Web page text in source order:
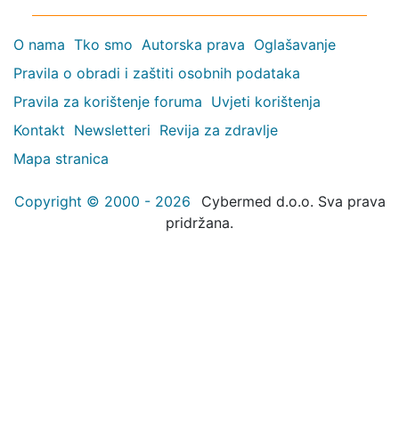
O nama Tko smo Autorska prava Oglašavanje
Pravila o obradi i zaštiti osobnih podataka
Pravila za korištenje foruma Uvjeti korištenja
Kontakt Newsletteri Revija za zdravlje
Mapa stranica
Copyright © 2000 - 2026
Cybermed d.o.o. Sva prava
pridržana.